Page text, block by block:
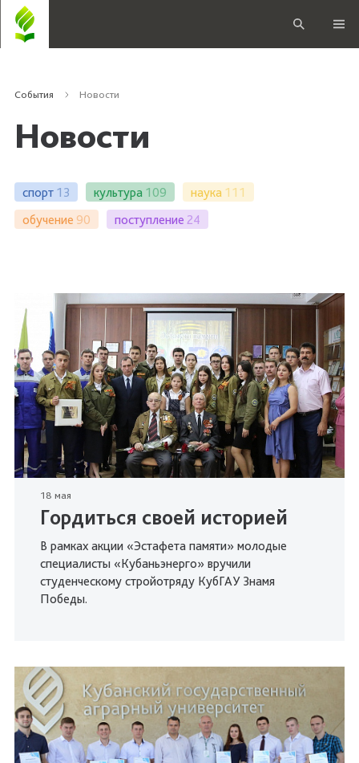
События Новости
Новости
спорт 13 культура 109 наука 111
обучение 90 поступление 24
18 мая
Гордиться своей историей
В рамках акции «Эстафета памяти» молодые
специалисты «Кубаньэнерго» вручили
студенческому стройотряду КубГАУ Знамя
Победы.